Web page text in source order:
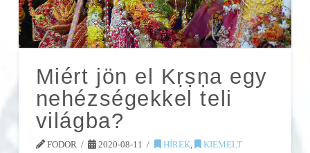
Miért jön el Kṛṣṇa egy
nehézségekkel teli
világba?
FODOR 2020-08-11 HÍREK, KIEMELT